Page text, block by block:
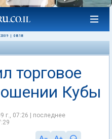
08:18
торговое
Кубы
г., 07:26 | последнее